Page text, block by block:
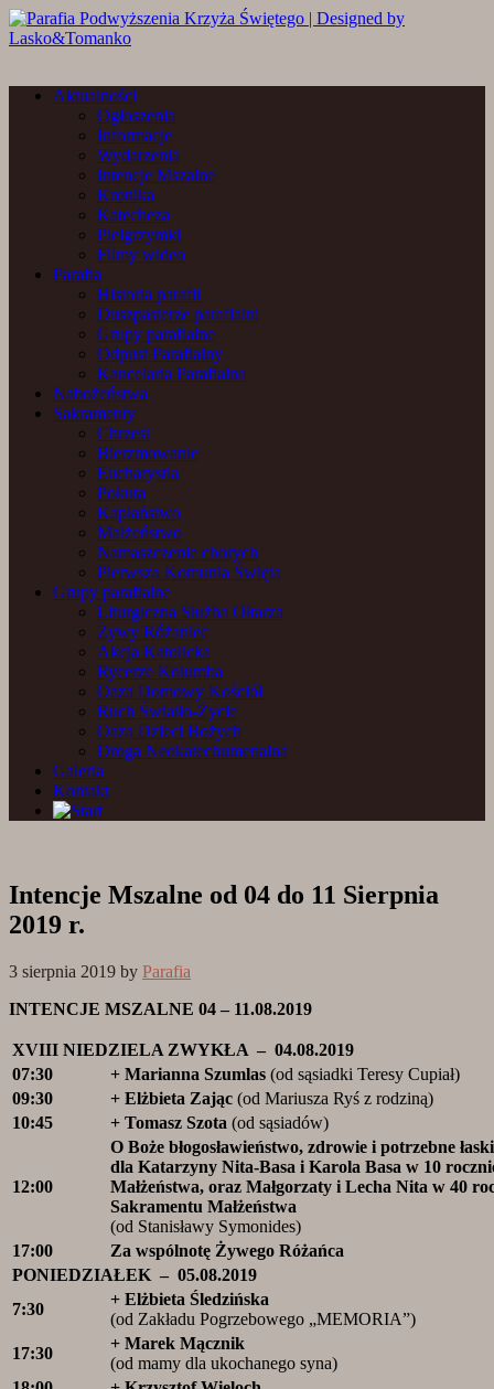
Aktualności
Ogłoszenia
Informacje
Wydarzenia
Intencje Mszalne
Kronika
Katecheza
Pielgrzymki
Filmy wideo
Parafia
Historia parafii
Duszpasterze parafialni
Grupy parafialne
Odpust Parafialny
Kancelaria Parafialna
Nabożeństwa
Sakramenty
Chrzest
Bierzmowanie
Eucharystia
Pokuta
Kapłaństwo
Małżeństwo
Namaszczenie chorych
Pierwsza Komunia Święta
Grupy parafialne
Liturgiczna Służba Ołtarza
Żywy Różaniec
Akcja Katolicka
Rycerze Kolumba
Oaza Domowy Kościół
Ruch Światło-Życie
Oaza Dzieci Bożych
Droga Neokatechumenalna
Galeria
Kontakt
Intencje Mszalne od 04 do 11 Sierpnia
2019 r.
3 sierpnia 2019 by Parafia
INTENCJE MSZALNE 04 – 11.08.2019
XVIII NIEDZIELA ZWYKŁA – 04.08.2019
07:30
+ Marianna Szumlas (od sąsiadki Teresy Cupiał)
09:30
+ Elżbieta Zając (od Mariusza Ryś z rodziną)
10:45
+ Tomasz Szota (od sąsiadów)
12:00
O Boże błogosławieństwo, zdrowie i potrzebne łaski
dla Katarzyny Nita-Basa i Karola Basa w 10
Małżeństwa, oraz Małgorzaty i Lecha Nita w 40
Sakramentu Małżeństwa
(od Stanisławy Symonides)
17:00
Za wspólnotę Żywego Różańca
PONIEDZIAŁEK – 05.08.2019
7:30
+ Elżbieta Śledzińska
(od Zakładu Pogrzebowego „MEMORIA”)
17:30
+ Marek Mącznik
(od mamy dla ukochanego syna)